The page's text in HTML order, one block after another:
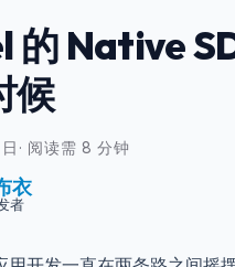
的 Native
候
· 阅读需 8 分钟
衣
者